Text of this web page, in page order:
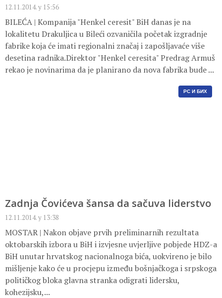
12.11.2014. у 15:56
BILEĆA | Kompanija "Henkel ceresit" BiH danas je na
lokalitetu Drakuljica u Bileći ozvaničila početak izgradnje
fabrike koja će imati regionalni značaj i zapošljavaće više
desetina radnika.Direktor "Henkel ceresita" Predrag Armuš
rekao je novinarima da je planirano da nova fabrika bude ...
РС И БИХ
Zadnja Čovićeva šansa da sačuva liderstvo
12.11.2014. у 13:38
MOSTAR | Nakon objave prvih preliminarnih rezultata
oktobarskih izbora u BiH i izvjesne uvjerljive pobjede HDZ-a
BiH unutar hrvatskog nacionalnoga bića, uokvireno je bilo
mišljenje kako će u procjepu između bošnjačkoga i srpskoga
političkog bloka glavna stranka odigrati lidersku,
kohezijsku,...